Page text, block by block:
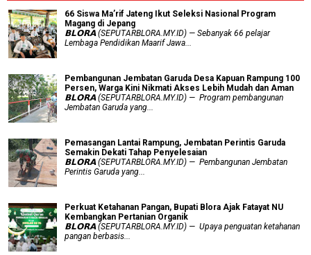
66 Siswa Ma’rif Jateng Ikut Seleksi Nasional Program
Magang di Jepang
𝗕𝗟𝗢𝗥𝗔 (SEPUTARBLORA.MY.ID) — Sebanyak 66 pelajar
Lembaga Pendidikan Maarif Jawa...
Pembangunan Jembatan Garuda Desa Kapuan Rampung 100
Persen, Warga Kini Nikmati Akses Lebih Mudah dan Aman
𝗕𝗟𝗢𝗥𝗔 (SEPUTARBLORA.MY.ID) — Program pembangunan
Jembatan Garuda yang...
Pemasangan Lantai Rampung, Jembatan Perintis Garuda
Semakin Dekati Tahap Penyelesaian
𝗕𝗟𝗢𝗥𝗔 (SEPUTARBLORA.MY.ID) — Pembangunan Jembatan
Perintis Garuda yang...
​Perkuat Ketahanan Pangan, Bupati Blora Ajak Fatayat NU
Kembangkan Pertanian Organik
𝗕𝗟𝗢𝗥𝗔 (SEPUTARBLORA.MY.ID) — Upaya penguatan ketahanan
pangan berbasis...